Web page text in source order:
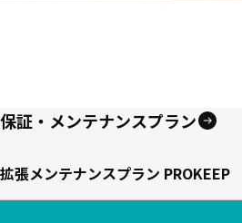
保証・メンテナンスプラン
拡張メンテナンスプラン PROKEEP